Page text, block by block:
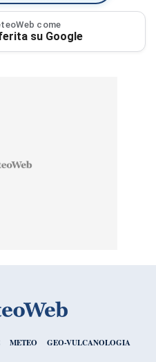
come
su Google
METEO GEO-VULCANOLOGIA